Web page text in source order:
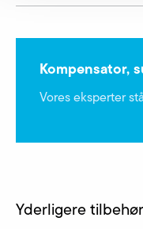
Kompensator,
Vores eksperter
Yderligere